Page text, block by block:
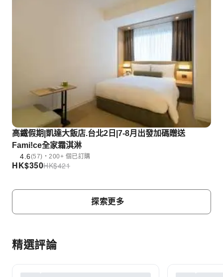
高鐵假期|凱達大飯店.台北2日|7-8月出發加碼贈送
Fami!ce全家霜淇淋
4.6(57)・200+ 個已訂購
HK$350HK$421
探索更多
精選評論